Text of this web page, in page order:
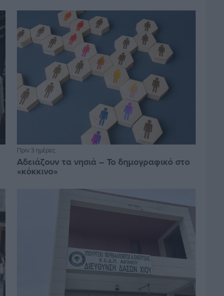
Πριν 3 ημέρες
Αδειάζουν τα νησιά – Το δημογραφικό στο
«κόκκινο»